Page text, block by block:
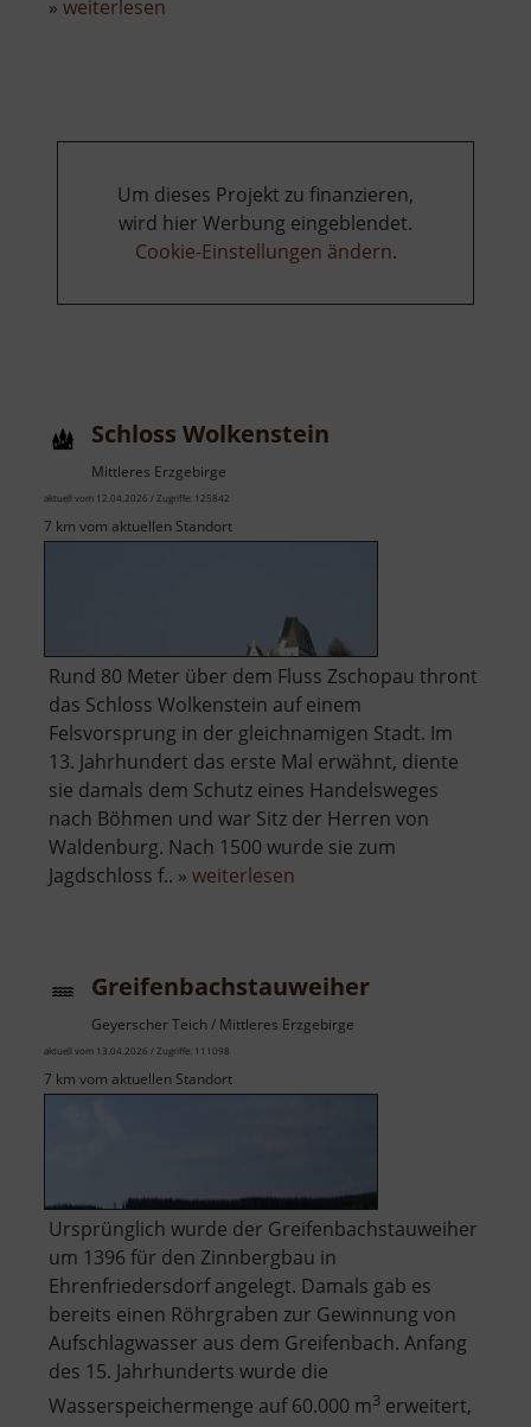
» weiterlesen
Um dieses Projekt zu finanzieren,
wird hier Werbung eingeblendet.
Cookie-Einstellungen ändern.
Schloss Wolkenstein
Mittleres Erzgebirge
aktuell vom 12.04.2026 / Zugriffe: 125842
7 km vom aktuellen Standort
Rund 80 Meter über dem Fluss Zschopau thront
das Schloss Wolkenstein auf einem
Felsvorsprung in der gleichnamigen Stadt. Im
13. Jahrhundert das erste Mal erwähnt, diente
sie damals dem Schutz eines Handelsweges
nach Böhmen und war Sitz der Herren von
Waldenburg. Nach 1500 wurde sie zum
Jagdschloss f.. » weiterlesen
Greifenbachstauweiher
Geyerscher Teich / Mittleres Erzgebirge
aktuell vom 13.04.2026 / Zugriffe: 111098
7 km vom aktuellen Standort
Ursprünglich wurde der Greifenbachstauweiher
um 1396 für den Zinnbergbau in
Ehrenfriedersdorf angelegt. Damals gab es
bereits einen Röhrgraben zur Gewinnung von
Aufschlagwasser aus dem Greifenbach. Anfang
des 15. Jahrhunderts wurde die
Wasserspeichermenge auf 60.000 m3 erweitert,